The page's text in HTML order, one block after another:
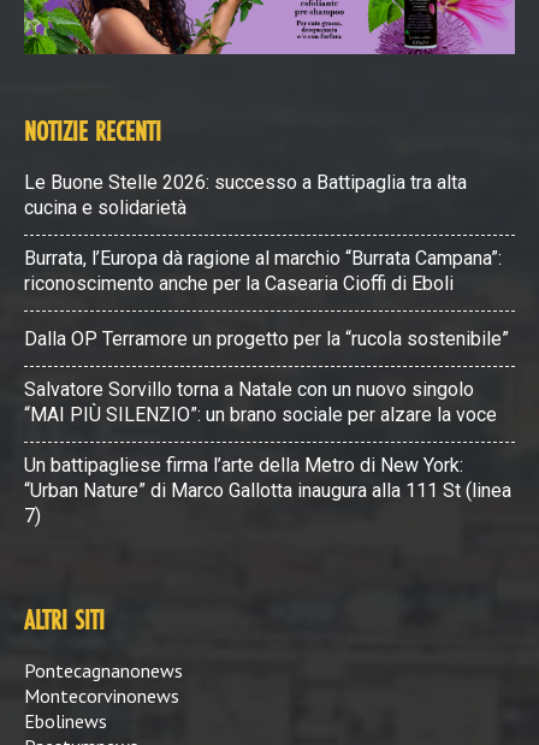
NOTIZIE RECENTI
Le Buone Stelle 2026: successo a Battipaglia tra alta
cucina e solidarietà
Burrata, l’Europa dà ragione al marchio “Burrata Campana”:
riconoscimento anche per la Casearia Cioffi di Eboli
Dalla OP Terramore un progetto per la “rucola sostenibile”
Salvatore Sorvillo torna a Natale con un nuovo singolo
“MAI PIÙ SILENZIO”: un brano sociale per alzare la voce
Un battipagliese firma l’arte della Metro di New York:
“Urban Nature” di Marco Gallotta inaugura alla 111 St (linea
7)
ALTRI SITI
Pontecagnanonews
Montecorvinonews
Ebolinews